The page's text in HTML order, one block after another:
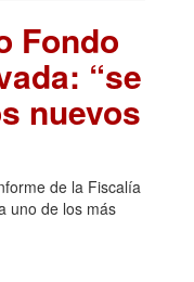
Fondo
“se
nuevos
de la Fiscalía
uno de los más